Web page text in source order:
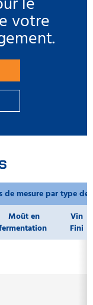
votre
de mesure par type
Moût en
Vin
Fini